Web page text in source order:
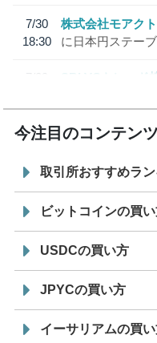
7/30
18:30
株式会社モアクト
に日本円ステー
7/29
SBI VCトレード
今注目のコンテンツ
取引所おすすめラ
ビットコインの買
USDCの買い方
JPYCの買い方
イーサリアムの買